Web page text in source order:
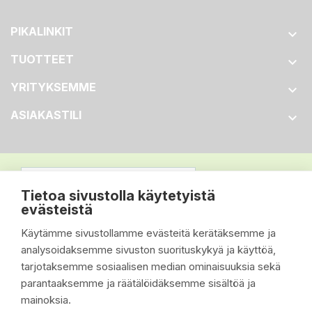
Tietoa sivustolla käytetyistä
evästeistä
Käytämme sivustollamme evästeitä kerätäksemme ja
analysoidaksemme sivuston suorituskykyä ja käyttöä,
tarjotaksemme sosiaalisen median ominaisuuksia sekä
parantaaksemme ja räätälöidäksemme sisältöä ja
mainoksia.
PIKALINKIT 
TUOTTEET 
YRITYKSEMME 
ASIAKASTILI 